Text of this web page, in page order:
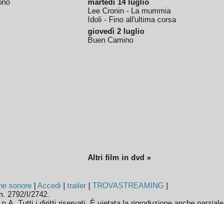
martedì 14 luglio
Lee Cronin - La mummia
Idoli - Fino all'ultima corsa
giovedì 2 luglio
Buen Camino
Altri film in dvd »
sonore |Accedi |trailer |TROVASTREAMING
2792/I/2742.